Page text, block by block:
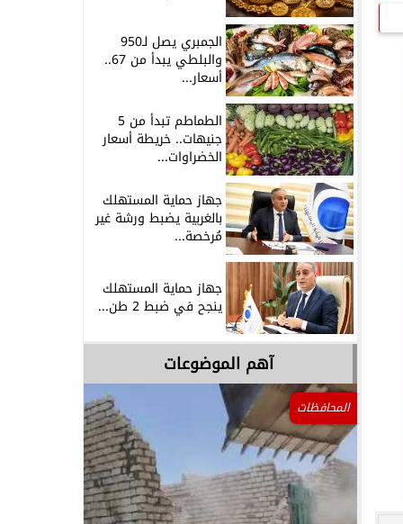
الجمبري يصل لـ950
والبلطي يبدأ من 67..
أسعار...
الطماطم تبدأ من 5
جنيهات.. خريطة أسعار
الخضراوات...
جهاز حماية المستهلك
بالغربية يضبط ورشة غير
مُرخصة...
جهاز حماية المستهلك
ينجح في ضبط 2 طن...
آهم الموضوعات
المحافظات